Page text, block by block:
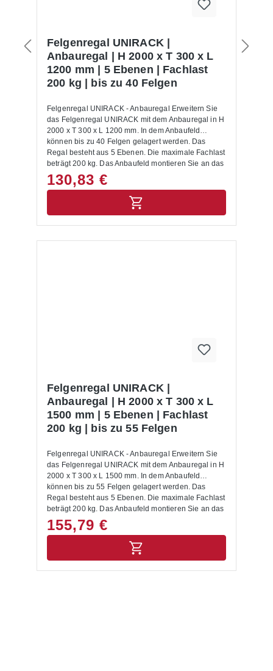
Felgenregal UNIRACK |
Anbauregal | H 2000 x T 300 x L
1200 mm | 5 Ebenen | Fachlast
200 kg | bis zu 40 Felgen
Felgenregal UNIRACK - Anbauregal Erweitern Sie
das Felgenregal UNIRACK mit dem Anbauregal in H
2000 x T 300 x L 1200 mm. In dem Anbaufeld
können bis zu 40 Felgen gelagert werden. Das
Regal besteht aus 5 Ebenen. Die maximale Fachlast
beträgt 200 kg. Das Anbaufeld montieren Sie an das
bestehende (Grund-) Regal.Das Felgenanbauregal
des Systems UNIRACK hat eine verzinkte
Oberfläche und ist ein Schraub-Stecksystem. Es
besteht aus geschraubten Rahmen mit glatter
sicher ein.Reifenkarren, Reifenwagen oder andere
130,83 €
Felgenregal UNIRACK |
Anbauregal | H 2000 x T 300 x L
1500 mm | 5 Ebenen | Fachlast
200 kg | bis zu 55 Felgen
Felgenregal UNIRACK - Anbauregal Erweitern Sie
das Felgenregal UNIRACK mit dem Anbauregal in H
2000 x T 300 x L 1500 mm. In dem Anbaufeld
können bis zu 55 Felgen gelagert werden. Das
Regal besteht aus 5 Ebenen. Die maximale Fachlast
beträgt 200 kg. Das Anbaufeld montieren Sie an das
bestehende (Grund-) Regal.Das Felgenanbauregal
des Systems UNIRACK hat eine verzinkte
Oberfläche und ist ein Schraub-Stecksystem. Es
besteht aus geschraubten Rahmen mit glatter
155,79 €